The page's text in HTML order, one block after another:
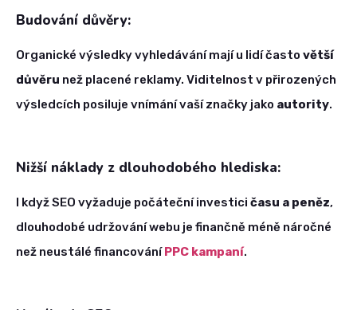
Budování důvěry:
Organické výsledky vyhledávání mají u lidí často větší
důvěru než placené reklamy. Viditelnost v přirozených
výsledcích posiluje vnímání vaší značky jako autority.
Nižší náklady z dlouhodobého hlediska:
I když SEO vyžaduje počáteční investici času a peněz,
dlouhodobé udržování webu je finančně méně náročné
než neustálé financováníPPC kampaní.